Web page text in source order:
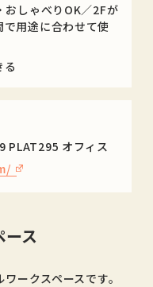
おしゃべりOK／2Fが
用途に合わせて使
る
PLAT295 オフィス
ース
ークスペースです。